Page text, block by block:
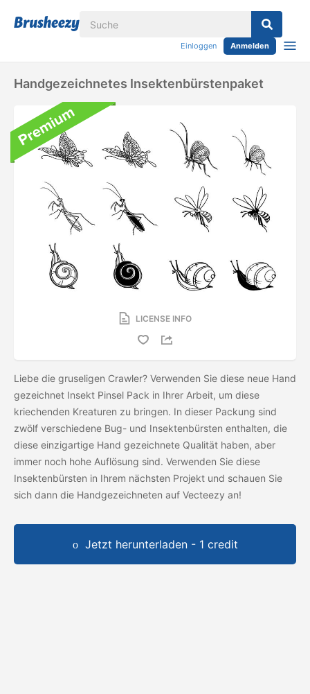
Einloggen Anmelden
Handgezeichnetes Insektenbürstenpaket
LICENSE INFO
Liebe die gruseligen Crawler? Verwenden Sie diese neue Hand
gezeichnet Insekt Pinsel Pack in Ihrer Arbeit, um diese
kriechenden Kreaturen zu bringen. In dieser Packung sind
zwölf verschiedene Bug- und Insektenbürsten enthalten, die
diese einzigartige Hand gezeichnete Qualität haben, aber
immer noch hohe Auflösung sind. Verwenden Sie diese
Insektenbürsten in Ihrem nächsten Projekt und schauen Sie
sich dann die Handgezeichneten auf Vecteezy an!
Jetzt herunterladen - 1 credit